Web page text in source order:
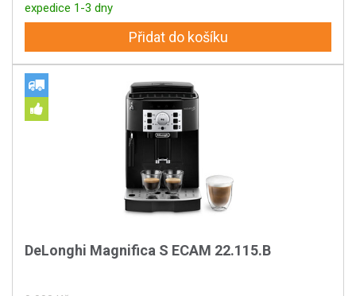
expedice 1-3 dny
Přidat do košíku
DeLonghi Magnifica S ECAM 22.115.B